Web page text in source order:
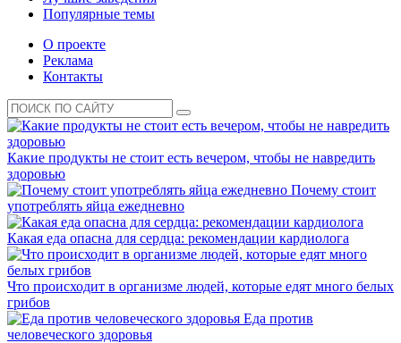
Популярные темы
О проекте
Реклама
Контакты
Какие продукты не стоит есть вечером, чтобы не навредить
здоровью
Почему стоит
употреблять яйца ежедневно
Какая еда опасна для сердца: рекомендации кардиолога
Что происходит в организме людей, которые едят много белых
грибов
Еда против
человеческого здоровья